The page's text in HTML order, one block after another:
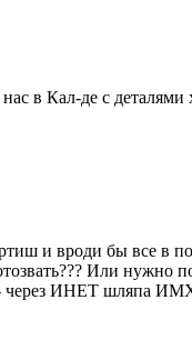
в Кал-де с
и вроди бы все в
Или нужно
- через ИНЕТ шляпа